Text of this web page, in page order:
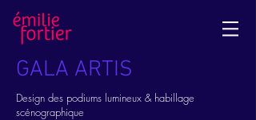
GALA ARTIS
Design des podiums lumineux & habillage
scénographique